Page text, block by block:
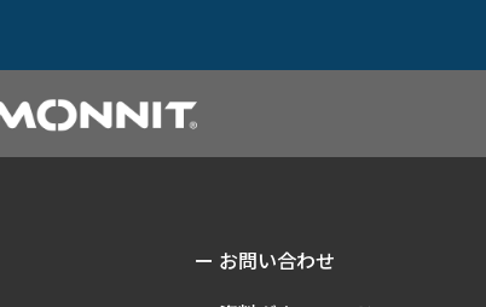
ー お問い合わせ